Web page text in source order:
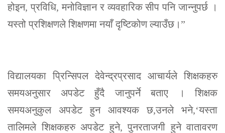
होइन, प्रविधि, मनोविज्ञान र व्यवहारिक सीप पनि जान्नुपर्छ ।
यस्तो प्रशिक्षणले शिक्षणमा नयाँ दृष्टिकोण ल्याउँछ।”
विद्यालयका प्रिन्सिपल देवेन्द्रप्रसाद आचार्यले शिक्षकहरु
समयअनुसार अपडेट हुँदै जानुपर्ने बताए । शिक्षक
समयअनुकुल अपडेट हुन आवश्यक छ,उनले भने,‘यस्ता
तालिमले शिक्षकहरु अपडेट हुने, पुनरताजगी हुने वातावरण